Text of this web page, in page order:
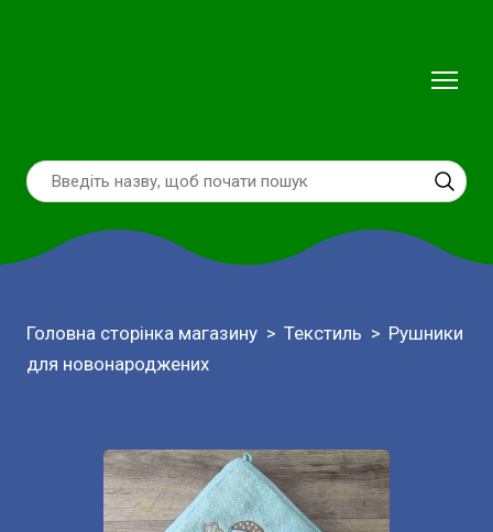
Головна сторінка магазину Текстиль
Рушники
для новонароджених